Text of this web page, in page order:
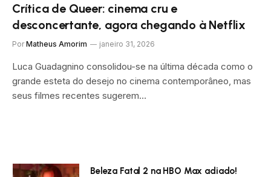
Crítica de Queer: cinema cru e
desconcertante, agora chegando à Netflix
Por Matheus Amorim janeiro 31, 2026
Luca Guadagnino consolidou-se na última década como o
grande esteta do desejo no cinema contemporâneo, mas
seus filmes recentes sugerem…
Beleza Fatal 2 na HBO Max adiado!